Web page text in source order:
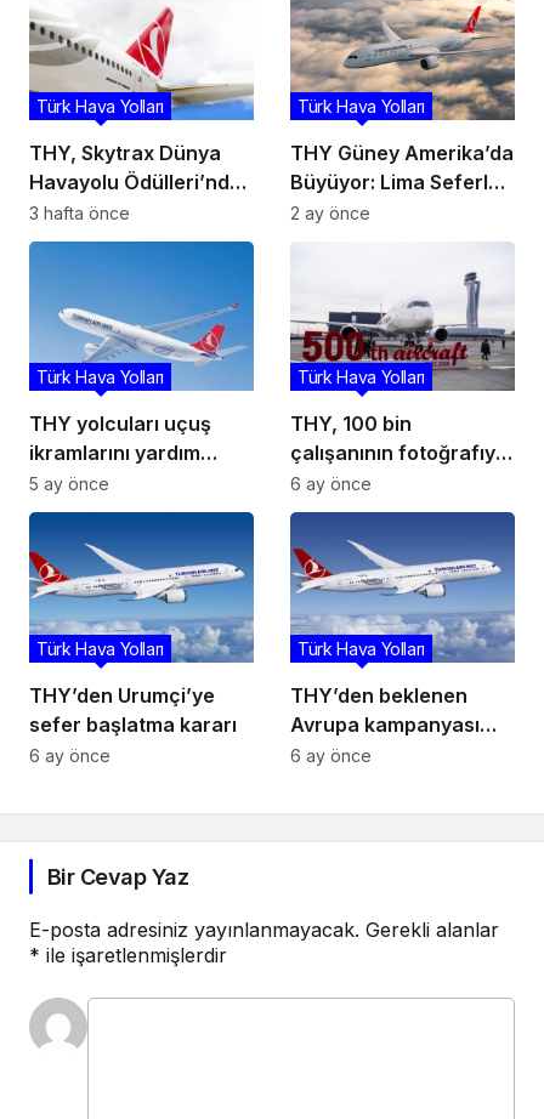
THY, Skytrax Dünya
Havayolu Ödülleri’nde
7 kategoride aday
gösterildi
Türk Hava Yolları
3 hafta önce
THY Güney Amerika’da
Büyüyor: Lima Seferleri
İçin Karar Alındı
Türk Hava Yolları
2 ay önce
THY yolcuları uçuş
ikramlarını yardım
derneklerine
bağışlayabilecek
Türk Hava Yolları
5 ay önce
THY, 100 bin
çalışanının fotoğrafıyla
giydirdiği 500’üncü
uçağını tanıttı
Türk Hava Yolları
6 ay önce
THY’den Urumçi’ye
sefer başlatma kararı
Türk Hava Yolları
6 ay önce
THY’den beklenen
Avrupa kampanyası
başladı: 23 şehre 159
Türk Hava Yolları
6 ay önce
Bir Cevap Yaz
E-posta adresiniz yayınlanmayacak. Gerekli alanlar
* ile işaretlenmişlerdir